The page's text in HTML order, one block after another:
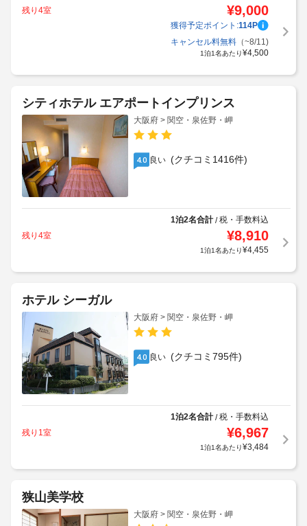
残り4室
¥9,000
獲得予定ポイント:114P
キャンセル料無料（~8/11)
1泊1名あたり¥4,500
シティホテル エアポートインプリンス
大阪府 > 関空・泉佐野・岬
4.0 良い (クチコミ1416件)
1泊2名合計/税・手数料込
残り4室
¥8,910
1泊1名あたり¥4,455
ホテル シーガル
大阪府 > 関空・泉佐野・岬
4.0 良い (クチコミ795件)
1泊2名合計/税・手数料込
残り1室
¥6,967
1泊1名あたり¥3,484
狭山美学校
大阪府 > 関空・泉佐野・岬